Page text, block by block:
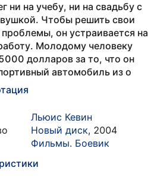
ни на учебу, ни на свадьбу с
Чтобы решить свои
он устраивается на
Молодому человеку
долларов за то, что он
автомобиль из о
Льюис Кевин
Новый диск, 2004
Фильмы. Боевик